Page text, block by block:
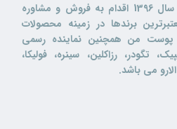
فروشگاه اینترنتی پوست من از سال 1396 اقدام به فروش و مشاوره
برندها در زمینه محصولات
پوست من همچنین نماینده رسمی
تگودر، رزاکلین، سینره، فولیکا،
می باشد.